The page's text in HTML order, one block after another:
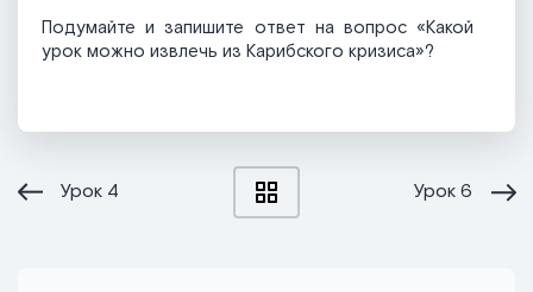
Подумайте и запишите ответ на вопрос «Какой
урок можно извлечь из Карибского кризиса»?
Урок 4 Урок6